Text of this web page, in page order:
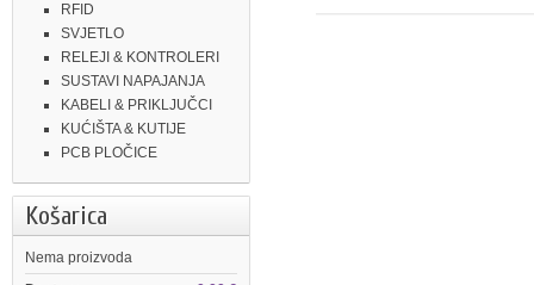
RFID
SVJETLO
RELEJI & KONTROLERI
SUSTAVI NAPAJANJA
KABELI & PRIKLJUČCI
KUĆIŠTA & KUTIJE
PCB PLOČICE
Košarica
Nema proizvoda